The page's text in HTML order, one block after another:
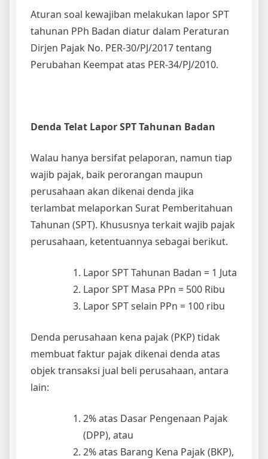
Walau hanya bersifat pelaporan, namun tiap
wajib pajak, baik perorangan maupun
perusahaan akan dikenai denda jika
Lapor SPT Masa PPn = 500 Ribu
Lapor SPT selain PPn = 100 ribu
Denda perusahaan kena pajak (PKP) tidak
membuat faktur pajak dikenai denda atas
objek transaksi jual beli perusahaan, antara
2% atas Dasar Pengenaan Pajak
(DPP), atau
atau
2% atas Jasa Kena Pajak (JKP).
Denda PKP terlambat melaporkan SPT masa
2% atas Dasar Pengenaan Pajak
(DPP),